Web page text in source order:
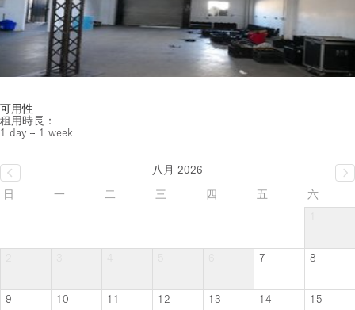
可用性
租用時長：
1 day – 1 week
八月 2026
日
一 二 三 四 五
六
7 8
9 10 11 12 13 14 15